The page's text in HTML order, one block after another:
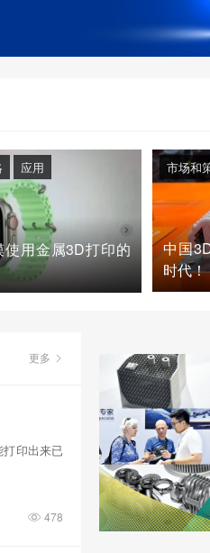
用金属3D打印的
应用
中国
时代！
市场和
更多
印出来已
478